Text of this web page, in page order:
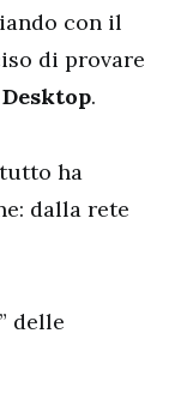
con il
di provare
.
ha
dalla rete
delle